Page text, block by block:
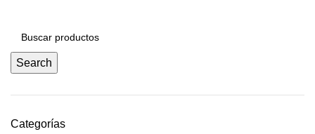
Search
Categorías